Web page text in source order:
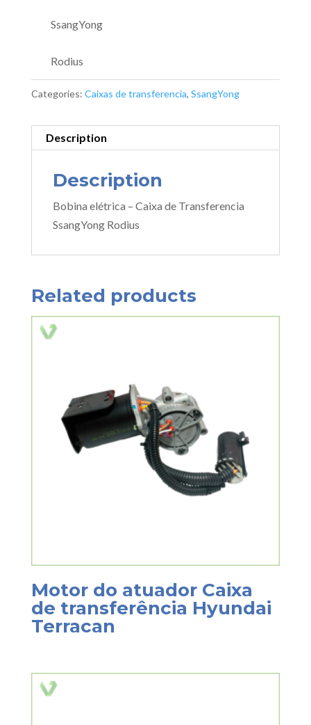
SsangYong
Rodius
Categories: Caixas de transferencia, SsangYong
Description
Description
Bobina elétrica – Caixa de Transferencia
SsangYong Rodius
Related products
Motor do atuador Caixa
de transferência Hyundai
Terracan